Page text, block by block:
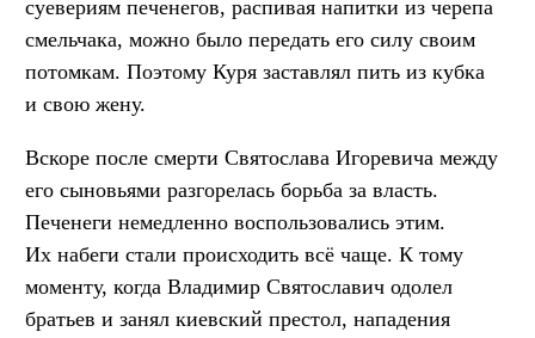
суевериям печенегов, распивая напитки из черепа
смельчака, можно было передать его силу своим
потомкам. Поэтому Куря заставлял пить из кубка
и свою жену.
Вскоре после смерти Святослава Игоревича между
его сыновьями разгорелась борьба за власть.
Печенеги немедленно воспользовались этим.
Их набеги стали происходить всё чаще. К тому
моменту, когда Владимир Святославич одолел
братьев и занял киевский престол, нападения